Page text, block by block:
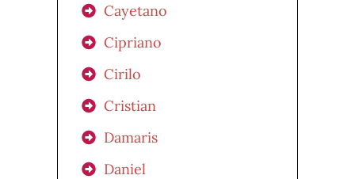
Cayetano
Cipriano
Cirilo
Cristian
Damaris
Daniel